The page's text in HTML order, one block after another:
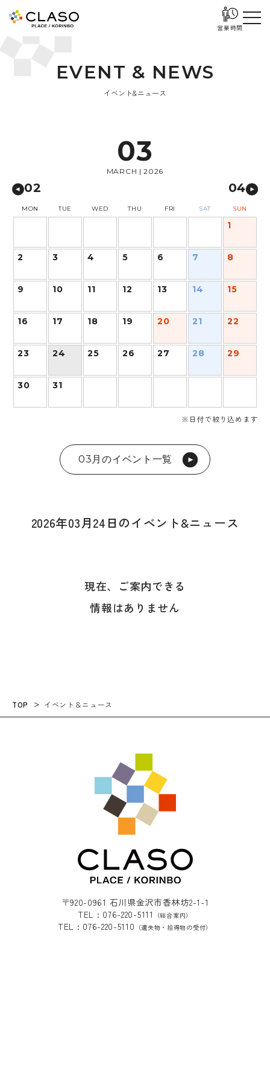
営業時間
EVENT & NEWS
イベント&ニュース
03
MARCH | 2026
02 04
MON TUE WED THU FRI SAT SUN
1
2 3 4 5 6 7 8
9 10 11 12 13 14 15
16 17 18 19 20 21 22
23 24 25 26 27 28 29
30 31
※日付で絞り込めます
03月のイベント一覧
2026年03月24日のイベント&ニュース
現在、ご案内できる
情報はありません
TOP イベント＆ニュース
〒920-0961 石川県金沢市香林坊2-1-1
TEL : 076-220-5111
（総合案内）
TEL : 076-220-5110 （遺失物・拾得物の受付）